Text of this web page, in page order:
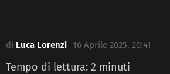
di Luca Lorenzi 16 Aprile 2025, 20:41
Tempo di lettura: 2 minuti